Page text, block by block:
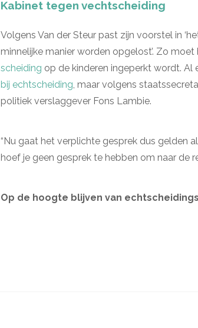
Kabinet tegen vechtscheiding
Volgens Van der Steur past zijn voorstel in
minnelijke manier worden opgelost’. Zo
scheiding op de kinderen ingeperkt wordt. Al
bij echtscheiding, maar volgens
politiek verslaggever Fons Lambie.
“Nu gaat het verplichte gesprek dus gelden
hoef je geen gesprek te hebben om naar de
Op de hoogte blijven van